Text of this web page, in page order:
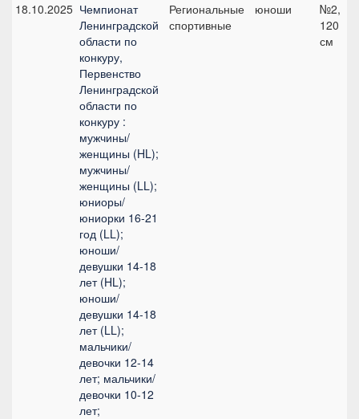
18.10.2025 Чемпионат
Ленинградской
области по
конкуру,
Первенство
Ленинградской
области по
конкуру :
мужчины/
женщины (HL);
мужчины/
женщины (LL);
юниоры/
юниорки 16-21
год (LL);
юноши/
девушки 14-18
лет (HL);
юноши/
девушки 14-18
лет (LL);
мальчики/
девочки 12-14
лет; мальчики/
девочки 10-12
лет;
Региональные
спортивные
юноши
№2,
120
см